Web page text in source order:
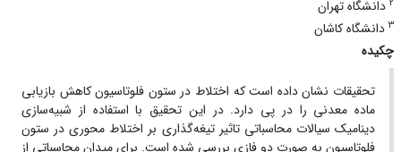
دانشگاه تهران
3 دانشگاه کاشان
چکیده
تحقیقات نشان داده است که اختلاط در ستون فلوتاسیون کاهش بازیابی
ماده معدنی را در پی دارد. در این تحقیق با استفاده از شبیه‌سازی
دینامیک سیالات محاسباتی تاثیر تیغه‌گذاری بر اختلاط محوری در ستون
فلوتاسیون به صورت دو فازی بررسی شده است. برای میدان محاسباتی از